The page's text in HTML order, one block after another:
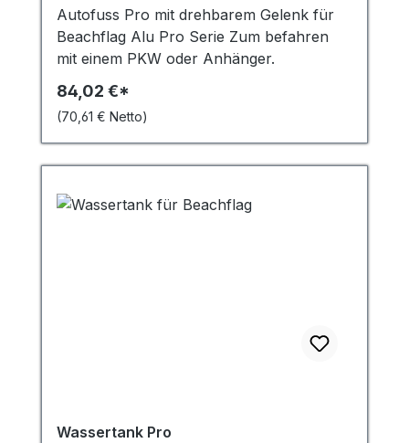
Autofuss Pro mit drehbarem Gelenk für
Beachflag Alu Pro Serie Zum befahren
mit einem PKW oder Anhänger.
84,02 €*
(70,61 € Netto)
Wassertank Pro